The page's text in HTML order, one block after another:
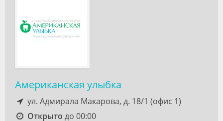
Американская улыбка
ул. Адмирала Макарова, д. 18/1 (офис 1)
Открыто до 00:00